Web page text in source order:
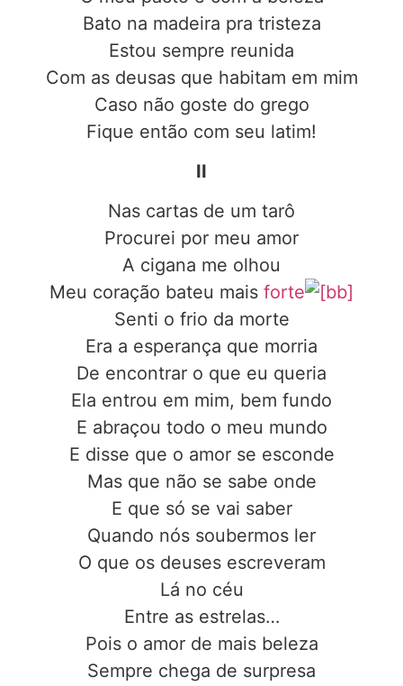
Bato na madeira pra tristeza
Estou sempre reunida
Com as deusas que habitam em mim
Caso não goste do grego
Fique então com seu latim!
II
Nas cartas de um tarô
Procurei por meu amor
A cigana me olhou
Meu coração bateu mais forte
Senti o frio da morte
Era a esperança que morria
De encontrar o que eu queria
Ela entrou em mim, bem fundo
E abraçou todo o meu mundo
E disse que o amor se esconde
Mas que não se sabe onde
E que só se vai saber
Quando nós soubermos ler
O que os deuses escreveram
Lá no céu
Entre as estrelas…
Pois o amor de mais beleza
Sempre chega de surpresa